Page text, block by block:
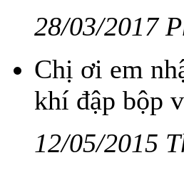
28/03/2017
Chị ơi em
khí đập bộp
12/05/2015